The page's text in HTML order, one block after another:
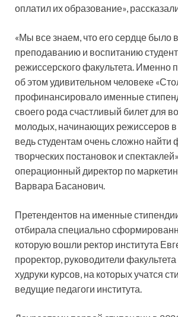
оплатил их образование»,
«Мы все знаем, что его сердце было
преподаванию и воспитанию
режиссерского факультета. Именно
об этом удивительном человеке
профинансировало именные
своего рода счастливый билет для
молодых, начинающих режиссеров в
ведь студентам очень сложно
творческих постановок и
операционный директор по
Варвара Басанович.
Претендентов на именные
отбирала специально
которую вошли ректор института
проректор, руководители
худруки курсов, на которых учатся
ведущие педагоги института.